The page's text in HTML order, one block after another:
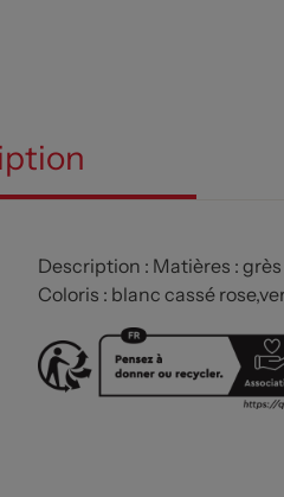
Description : Matières : grès
Coloris : blanc cassé